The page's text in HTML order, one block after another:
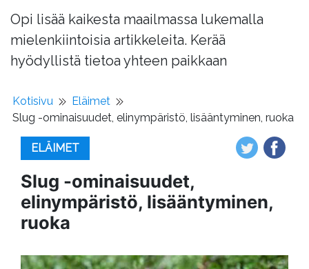
Opi lisää kaikesta maailmassa lukemalla
mielenkiintoisia artikkeleita. Kerää
hyödyllistä tietoa yhteen paikkaan
Kotisivu
Eläimet
Slug -ominaisuudet, elinympäristö, lisääntyminen, ruoka
ELÄIMET
Slug -ominaisuudet,
elinympäristö, lisääntyminen,
ruoka